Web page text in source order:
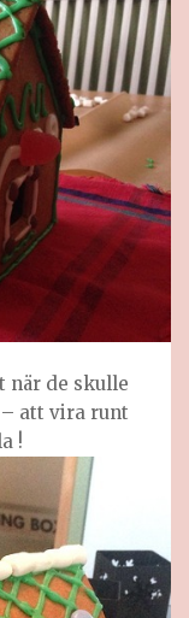
när de skulle
– att vira runt
!